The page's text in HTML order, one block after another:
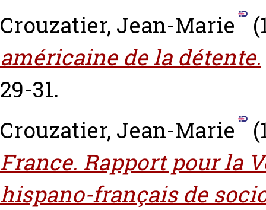
Crouzatier, Jean-Marie
américaine de la détente.
29-31.
Crouzatier, Jean-Marie
France. Rapport pour la
hispano-français de